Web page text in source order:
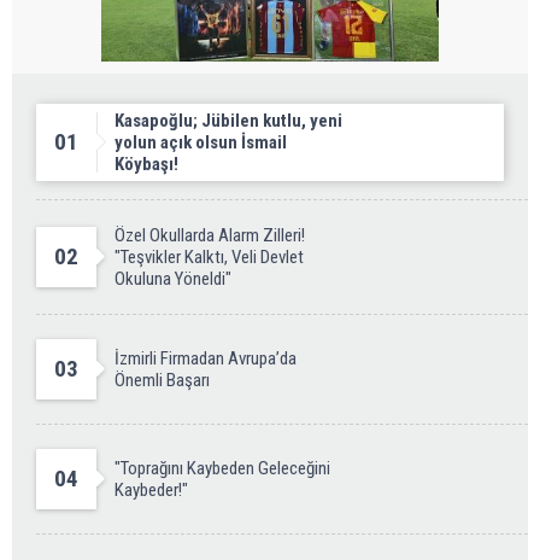
01
Kasapoğlu; Jübilen kutlu, yeni
yolun açık olsun İsmail
Köybaşı!
02
Özel Okullarda Alarm Zilleri!
"Teşvikler Kalktı, Veli Devlet
Okuluna Yöneldi"
03
İzmirli Firmadan Avrupa’da
Önemli Başarı
04
"Toprağını Kaybeden Geleceğini
Kaybeder!"